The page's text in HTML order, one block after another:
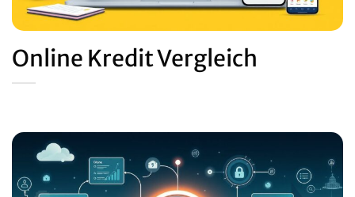
Online Kredit Vergleich